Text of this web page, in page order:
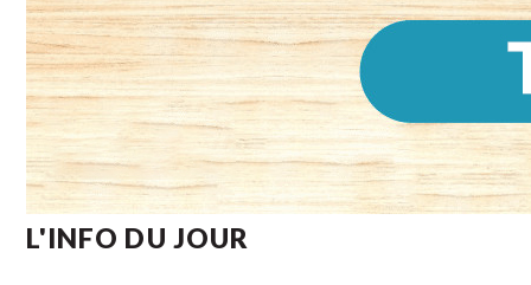
L'INFO DU JOUR